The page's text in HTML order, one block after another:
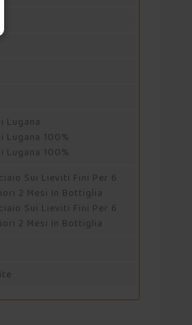
Lugana
Lugana 100%
Lugana 100%
Sui Lieviti Fini Per 6
2 Mesi In Bottiglia
Sui Lieviti Fini Per 6
2 Mesi In Bottiglia